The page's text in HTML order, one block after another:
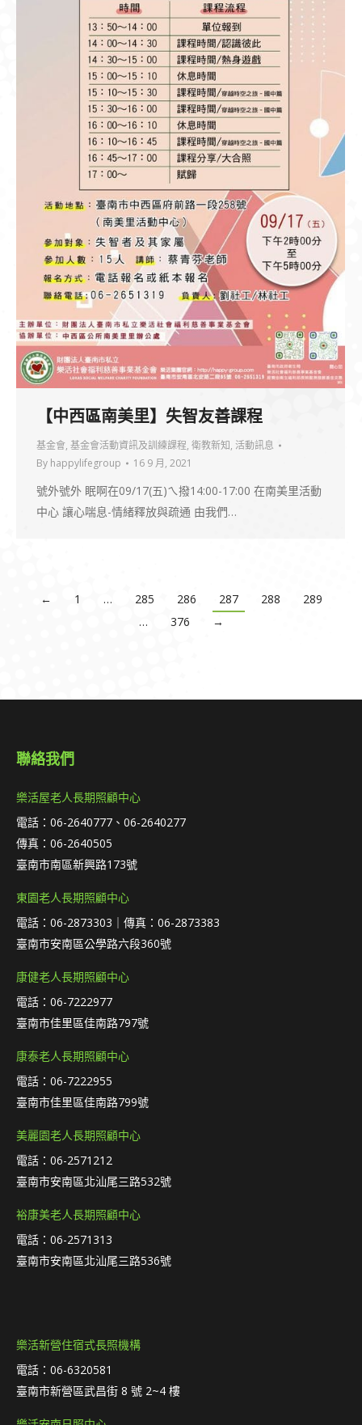
【中西區南美里】失智友善課程
基金會, 基金會活動資訊及訓練課程, 衛教新知, 活動訊息
By happylifegroup 16 9 月, 2021
號外號外 眠啊在09/17(五)ㄟ撥14:00-17:00 在南美里活動
中心 讓心喘息-情緒釋放與疏通 由我們…
← 1 … 285 286 287 288
289
…
376 →
聯絡我們
樂活屋老人長期照顧中心
電話：06-2640777、06-2640277
傳真：06-2640505
臺南市南區新興路173號
東園老人長期照顧中心
電話：06-2873303｜傳真：06-2873383
臺南市安南區公學路六段360號
康健老人長期照顧中心
電話：06-7222977
臺南市佳里區佳南路797號
康泰老人長期照顧中心
電話：06-7222955
臺南市佳里區佳南路799號
美麗園老人長期照顧中心
電話：06-2571212
臺南市安南區北汕尾三路532號
裕康美老人長期照顧中心
電話：06-2571313
臺南市安南區北汕尾三路536號
樂活新營住宿式長照機構
電話：06-6320581
臺南市新營區武昌街 8 號 2~4 樓